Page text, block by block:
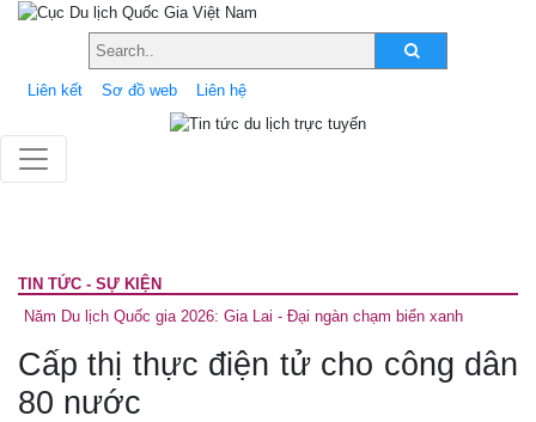
Liên kết Sơ đồ web Liên hệ
TIN TỨC - SỰ KIỆN
Năm Du lịch Quốc gia 2026: Gia Lai - Đại ngàn chạm biển xanh
Cấp thị thực điện tử cho công dân
80 nước